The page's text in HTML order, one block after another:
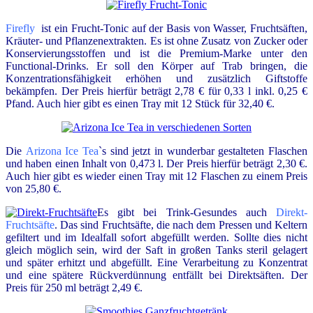
Firefly ist ein Frucht-Tonic auf der Basis von Wasser, Fruchtsäften,
Kräuter- und Pflanzenextrakten. Es ist ohne Zusatz von Zucker oder
Konservierungsstoffen und ist die Premium-Marke unter den
Functional-Drinks. Er soll den Körper auf Trab bringen, die
Konzentrationsfähigkeit erhöhen und zusätzlich Giftstoffe
bekämpfen. Der Preis hierfür beträgt 2,78 € für 0,33 l inkl. 0,25 €
Pfand. Auch hier gibt es einen Tray mit 12 Stück für 32,40 €.
Die Arizona Ice Tea`s sind jetzt in wunderbar gestalteten Flaschen
und haben einen Inhalt von 0,473 l. Der Preis hierfür beträgt 2,30 €.
Auch hier gibt es wieder einen Tray mit 12 Flaschen zu einem Preis
von 25,80 €.
Es gibt bei Trink-Gesundes auch Direkt-
Fruchtsäfte. Das sind Fruchtsäfte, die nach dem Pressen und Keltern
gefiltert und im Idealfall sofort abgefüllt werden. Sollte dies nicht
gleich möglich sein, wird der Saft in großen Tanks steril gelagert
und später erhitzt und abgefüllt. Eine Verarbeitung zu Konzentrat
und eine spätere Rückverdünnung entfällt bei Direktsäften. Der
Preis für 250 ml beträgt 2,49 €.